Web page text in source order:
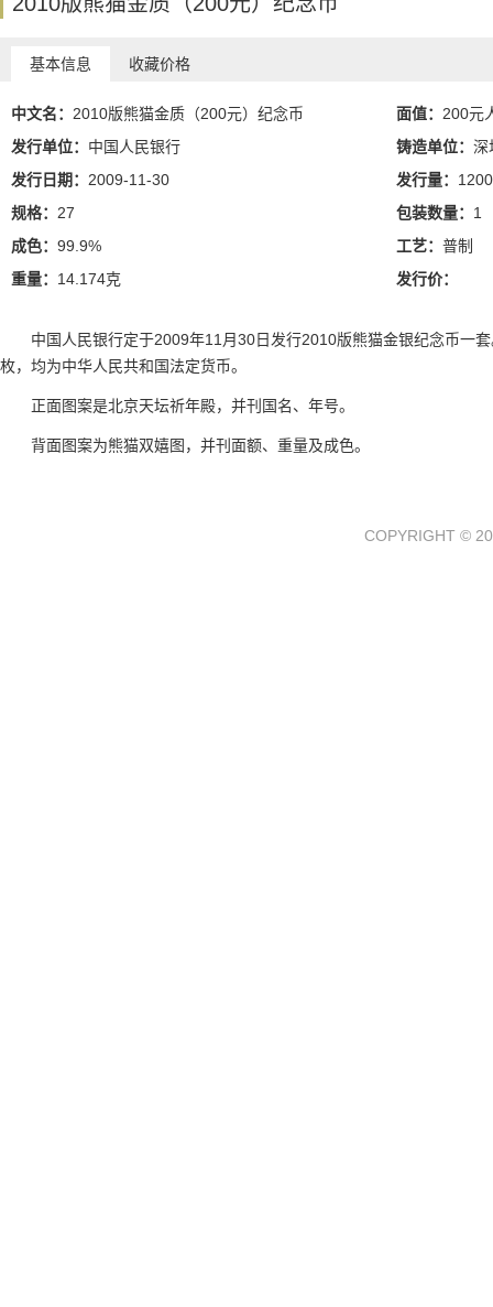
基本信息 收藏价格
中文名： 2010版熊猫金质（200元）纪念币 面值： 200元
发行单位： 中国人民银行 铸造单位： 深
发行日期： 2009-11-30 发行量：
规格： 27 包装数量： 1
成色： 99.9% 工艺： 普制
重量： 14.174克 发行价：
中国人民银行定于2009年11月30日发行2010版熊猫金银纪念币一
枚，均为中华人民共和国法定货币。
正面图案是北京天坛祈年殿，并刊国名、年号。
背面图案为熊猫双嬉图，并刊面额、重量及成色。
COPYRIGHT ©